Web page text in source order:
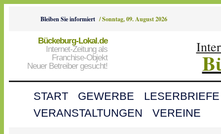
Bleiben Sie informiert /Sonntag, 09. August 2026
Bückeburg-Lokal.de
Internet-Zeitung als
Franchise-Objekt
Neuer Betreiber gesucht!
START GEWERBE
LESERBRIEFE
VERANSTALTUNGEN
VEREINE